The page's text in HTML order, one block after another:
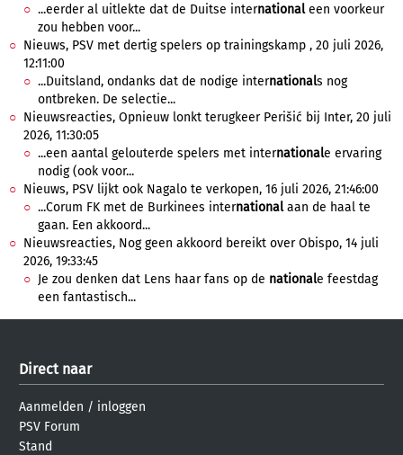
...eerder al uitlekte dat de Duitse internationaleen voorkeur
zou hebben voor...
Nieuws, PSV met dertig spelers op trainingskamp , 20 juli 2026,
12:11:00
...Duitsland, ondanks dat de nodige internationals nog
ontbreken. De selectie...
Nieuwsreacties, Opnieuw lonkt terugkeer Perišić bij Inter, 20 juli
2026, 11:30:05
...een aantal gelouterde spelers met internationale ervaring
nodig (ook voor...
Nieuws, PSV lijkt ook Nagalo te verkopen, 16 juli 2026, 21:46:00
...Corum FK met de Burkinees internationalaan de haal te
gaan. Een akkoord...
Nieuwsreacties, Nog geen akkoord bereikt over Obispo, 14 juli
2026, 19:33:45
Je zou denken dat Lens haar fans op de nationale feestdag
een fantastisch...
Direct naar
Aanmelden / inloggen
PSV Forum
Stand